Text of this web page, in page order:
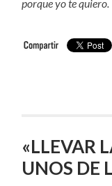
porque yo te quiero.
«LLEVAR
UNOS DE